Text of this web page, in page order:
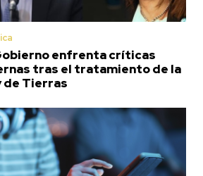
enfrenta críticas
tras el tratamiento de la
de Tierras